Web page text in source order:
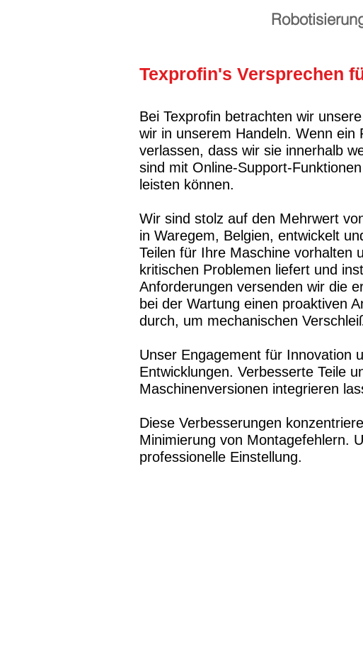
Texprofin's Versprechen
Bei Texprofin betrachten wir
wir in unserem Handeln. Wenn
verlassen, dass wir sie innerhalb
sind mit Online-Support-
leisten können.
Wir sind stolz auf den Mehrwert
in Waregem, Belgien, entwickelt
Teilen für Ihre Maschine vorhalten
kritischen Problemen liefert und
Anforderungen versenden wir die
bei der Wartung einen proaktiven
durch, um mechanischen
Unser Engagement für Innovation
Entwicklungen. Verbesserte Teile
Maschinenversionen integrieren
Diese Verbesserungen
Minimierung von Montagefehlern.
professionelle Einstellung.